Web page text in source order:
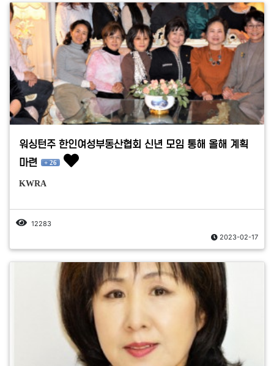
워싱턴주 한인여성부동산협회 신년 모임 통해 올해 계획
마련
+ 26
KWRA
12283
2023-02-17